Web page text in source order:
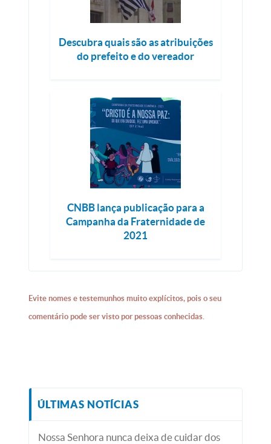
Descubra quais são as atribuições
do prefeito e do vereador
CNBB lança publicação para a
Campanha da Fraternidade de
2021
Evite nomes e testemunhos muito explícitos, pois o seu
comentário pode ser visto por pessoas conhecidas.
ÚLTIMAS NOTÍCIAS
Nossa Senhora nunca deixa de cuidar dos